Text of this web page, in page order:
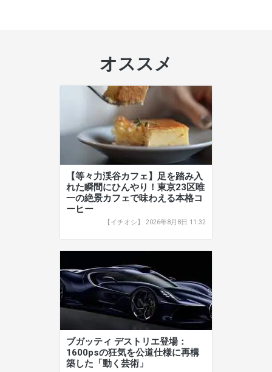
オススメ
【等々力渓谷カフェ】足を踏み入
れた瞬間にひんやり！東京23区唯
一の絶景カフェで味わえる本格コ
ーヒー
【イチオシ】 2026年8月8日 11:32
ブガッティ デストリエ登場：
1600psの狂気を公道仕様に再構
築した「動く芸術」